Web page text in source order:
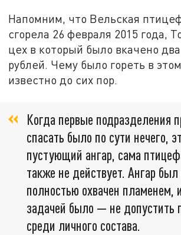
Напомним, что Вельская
сгорела 26 февраля 2015 года,
цех в который было вкачено
рублей. Чему было гореть в
известно до сих пор.
Когда первые подразделения
спасать было по сути нечего,
пустующий ангар, сама
также не действует. Ангар был
полностью охвачен пламенем,
задачей было — не допустить
среди личного состава.